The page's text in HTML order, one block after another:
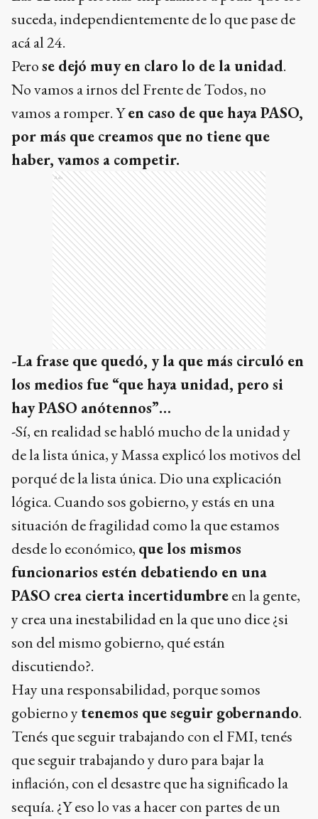
suceda, independientemente de lo que pase de
acá al 24.
Perose dejó muy en claro lo de la unidad.
No vamos a irnos del Frente de Todos, no
vamos a romper. Yen caso de que haya PASO,
por más que creamos que no tiene que
haber, vamos a competir.
Ads
-La frase que quedó, y la que más circuló en
los medios fue “que haya unidad, pero si
hay PASO anótennos”…
-Sí, en realidad se habló mucho de la unidad y
de la lista única, y Massa explicó los motivos del
porqué de la lista única. Dio una explicación
lógica. Cuando sos gobierno, y estás en una
situación de fragilidad como la que estamos
desde lo económico, que los mismos
funcionarios estén debatiendo en una
PASO crea cierta incertidumbreen la gente,
y crea una inestabilidad en la que uno dice ¿si
son del mismo gobierno, qué están
discutiendo?.
Hay una responsabilidad, porque somos
gobierno ytenemos que seguir gobernando.
Tenés que seguir trabajando con el FMI, tenés
que seguir trabajando y duro para bajar la
inflación, con el desastre que ha significado la
sequía. ¿Y eso lo vas a hacer con partes de un